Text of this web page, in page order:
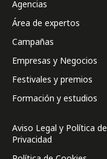
Agencias
Área de expertos
Campañas
Empresas y Negocios
Festivales y premios
Formación y estudios
Aviso Legal y Política de
Privacidad